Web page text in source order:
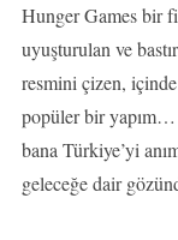
Hunger Games bir
uyuşturulan ve
resmini çizen,
popüler bir yapım…
bana Türkiye’yi
geleceğe dair